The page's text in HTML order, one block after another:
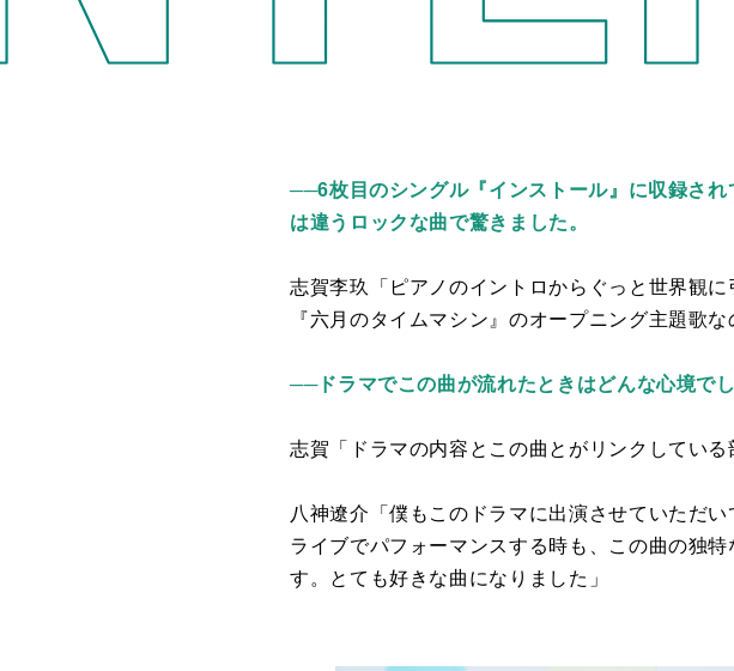
──6枚目のシングル『インストール』に収録さ
は違うロックな曲で驚きました。
志賀李玖「ピアノのイントロからぐっと世界観
『六月のタイムマシン』のオープニング主題歌
──ドラマでこの曲が流れたときはどんな心境で
志賀「ドラマの内容とこの曲とがリンクしてい
八神遼介「僕もこのドラマに出演させていただ
ライブでパフォーマンスする時も、この曲の独
す。とても好きな曲になりました」